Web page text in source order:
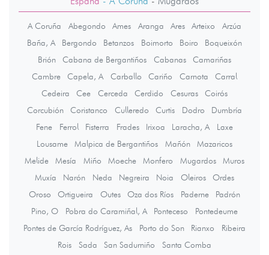
A Coruña Abegondo Ames Aranga Ares Arteixo
Arzúa
Baña, A
Bergondo Betanzos Boimorto Boiro
Boqueixón
Brión
Cabana de Bergantiños Cabanas
Camariñas
Cambre
Capela, A Carballo Cariño Carnota
Carral
Cedeira
Cee Cerceda Cerdido Cesuras
Coirós
Corcubión
Coristanco Culleredo Curtis Dodro
Dumbría
Fene
Ferrol Fisterra Frades Irixoa Laracha, A
Laxe
Lousame
Malpica de Bergantiños Mañón
Mazaricos
Melide
Mesía Miño Moeche Monfero Mugardos
Muros
Muxía
Narón Neda Negreira Noia Oleiros
Ordes
Oroso
Ortigueira Outes Oza dos Ríos Paderne
Padrón
Pino, O
Pobra do Caramiñal, A Ponteceso
Pontedeume
Pontes de García Rodríguez, As
Porto do Son Rianxo
Ribeira
Rois
Sada San Sadurniño
Santa Comba